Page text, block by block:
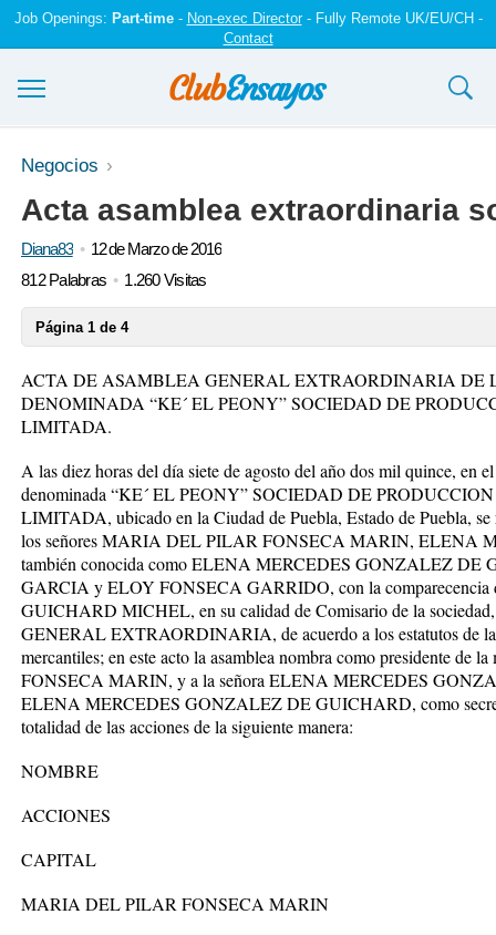
Job Openings: Part-time- Non-exec Director- Fully Remote UK/EU/CH -
Contact
Ensayos y trabajos
Registrarse
Iniciar sesión
Negocios
Acta asamblea extraordinaria
Diana83
12 de Marzo de 2016
812 Palabras
1.260 Visitas
Página 1 de 4
ACTA DE ASAMBLEA GENERAL EXTRAORDINARIA DE
DENOMINADA “KE´ EL PEONY” SOCIEDAD DE
LIMITADA.
A las diez horas del día siete de agosto del año dos mil quince, en
denominada “KE´ EL PEONY” SOCIEDAD DE
LIMITADA, ubicado en la Ciudad de Puebla, Estado de Puebla, se
los señores MARIA DEL PILAR FONSECA MARIN, ELENA
también conocida como ELENA MERCEDES GONZALEZ
GARCIA y ELOY FONSECA GARRIDO, con la
GUICHARD MICHEL, en su calidad de Comisario de la
GENERAL EXTRAORDINARIA, de acuerdo a los estatutos de la
mercantiles; en este acto la asamblea nombra como presidente
FONSECA MARIN, y a la señora ELENA MERCEDES
ELENA MERCEDES GONZALEZ DE GUICHARD, como
totalidad de las acciones de la siguiente manera:
NOMBRE
ACCIONES
CAPITAL
MARIA DEL PILAR FONSECA MARIN